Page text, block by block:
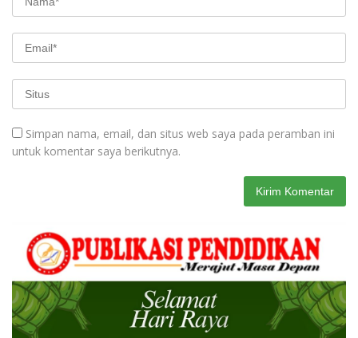
Simpan nama, email, dan situs web saya pada peramban ini
untuk komentar saya berikutnya.